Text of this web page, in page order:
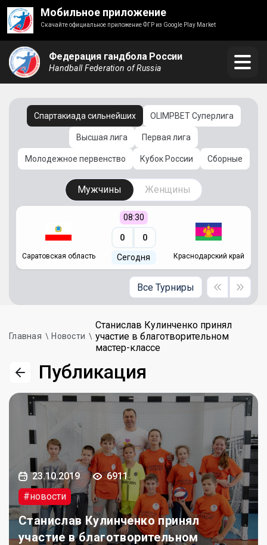
Мобильное приложение
Скачайте официальное приложение ФГР из Google Play Market
Федерация гандбола России
Handball Federation of Russia
Спартакиада сильнейших OLIMPBET Суперлига
Высшая лига Первая лига
Молодежное первенство Кубок России Сборные
Мужчины Женщины
Саратовская область
08:30
0 0
Сегодня Краснодарский край
Все Турниры
Главная Новости
Станислав Кулинченко принял
участие в благотворительном
мастер-классе
Публикация
23.10.2019
6911
#новости
Станислав Кулинченко принял
участие в благотворительном